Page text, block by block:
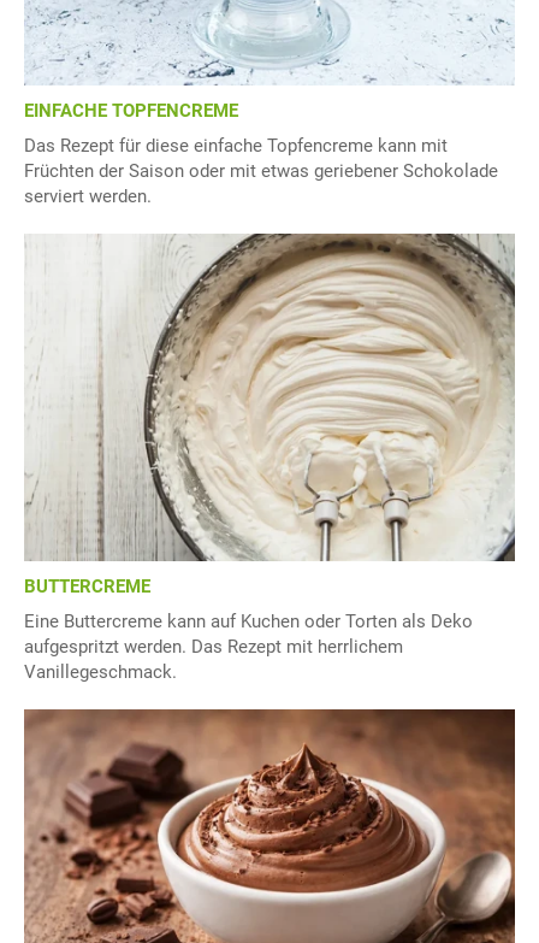
EINFACHE TOPFENCREME
Das Rezept für diese einfache Topfencreme kann mit
Früchten der Saison oder mit etwas geriebener Schokolade
serviert werden.
BUTTERCREME
Eine Buttercreme kann auf Kuchen oder Torten als Deko
aufgespritzt werden. Das Rezept mit herrlichem
Vanillegeschmack.